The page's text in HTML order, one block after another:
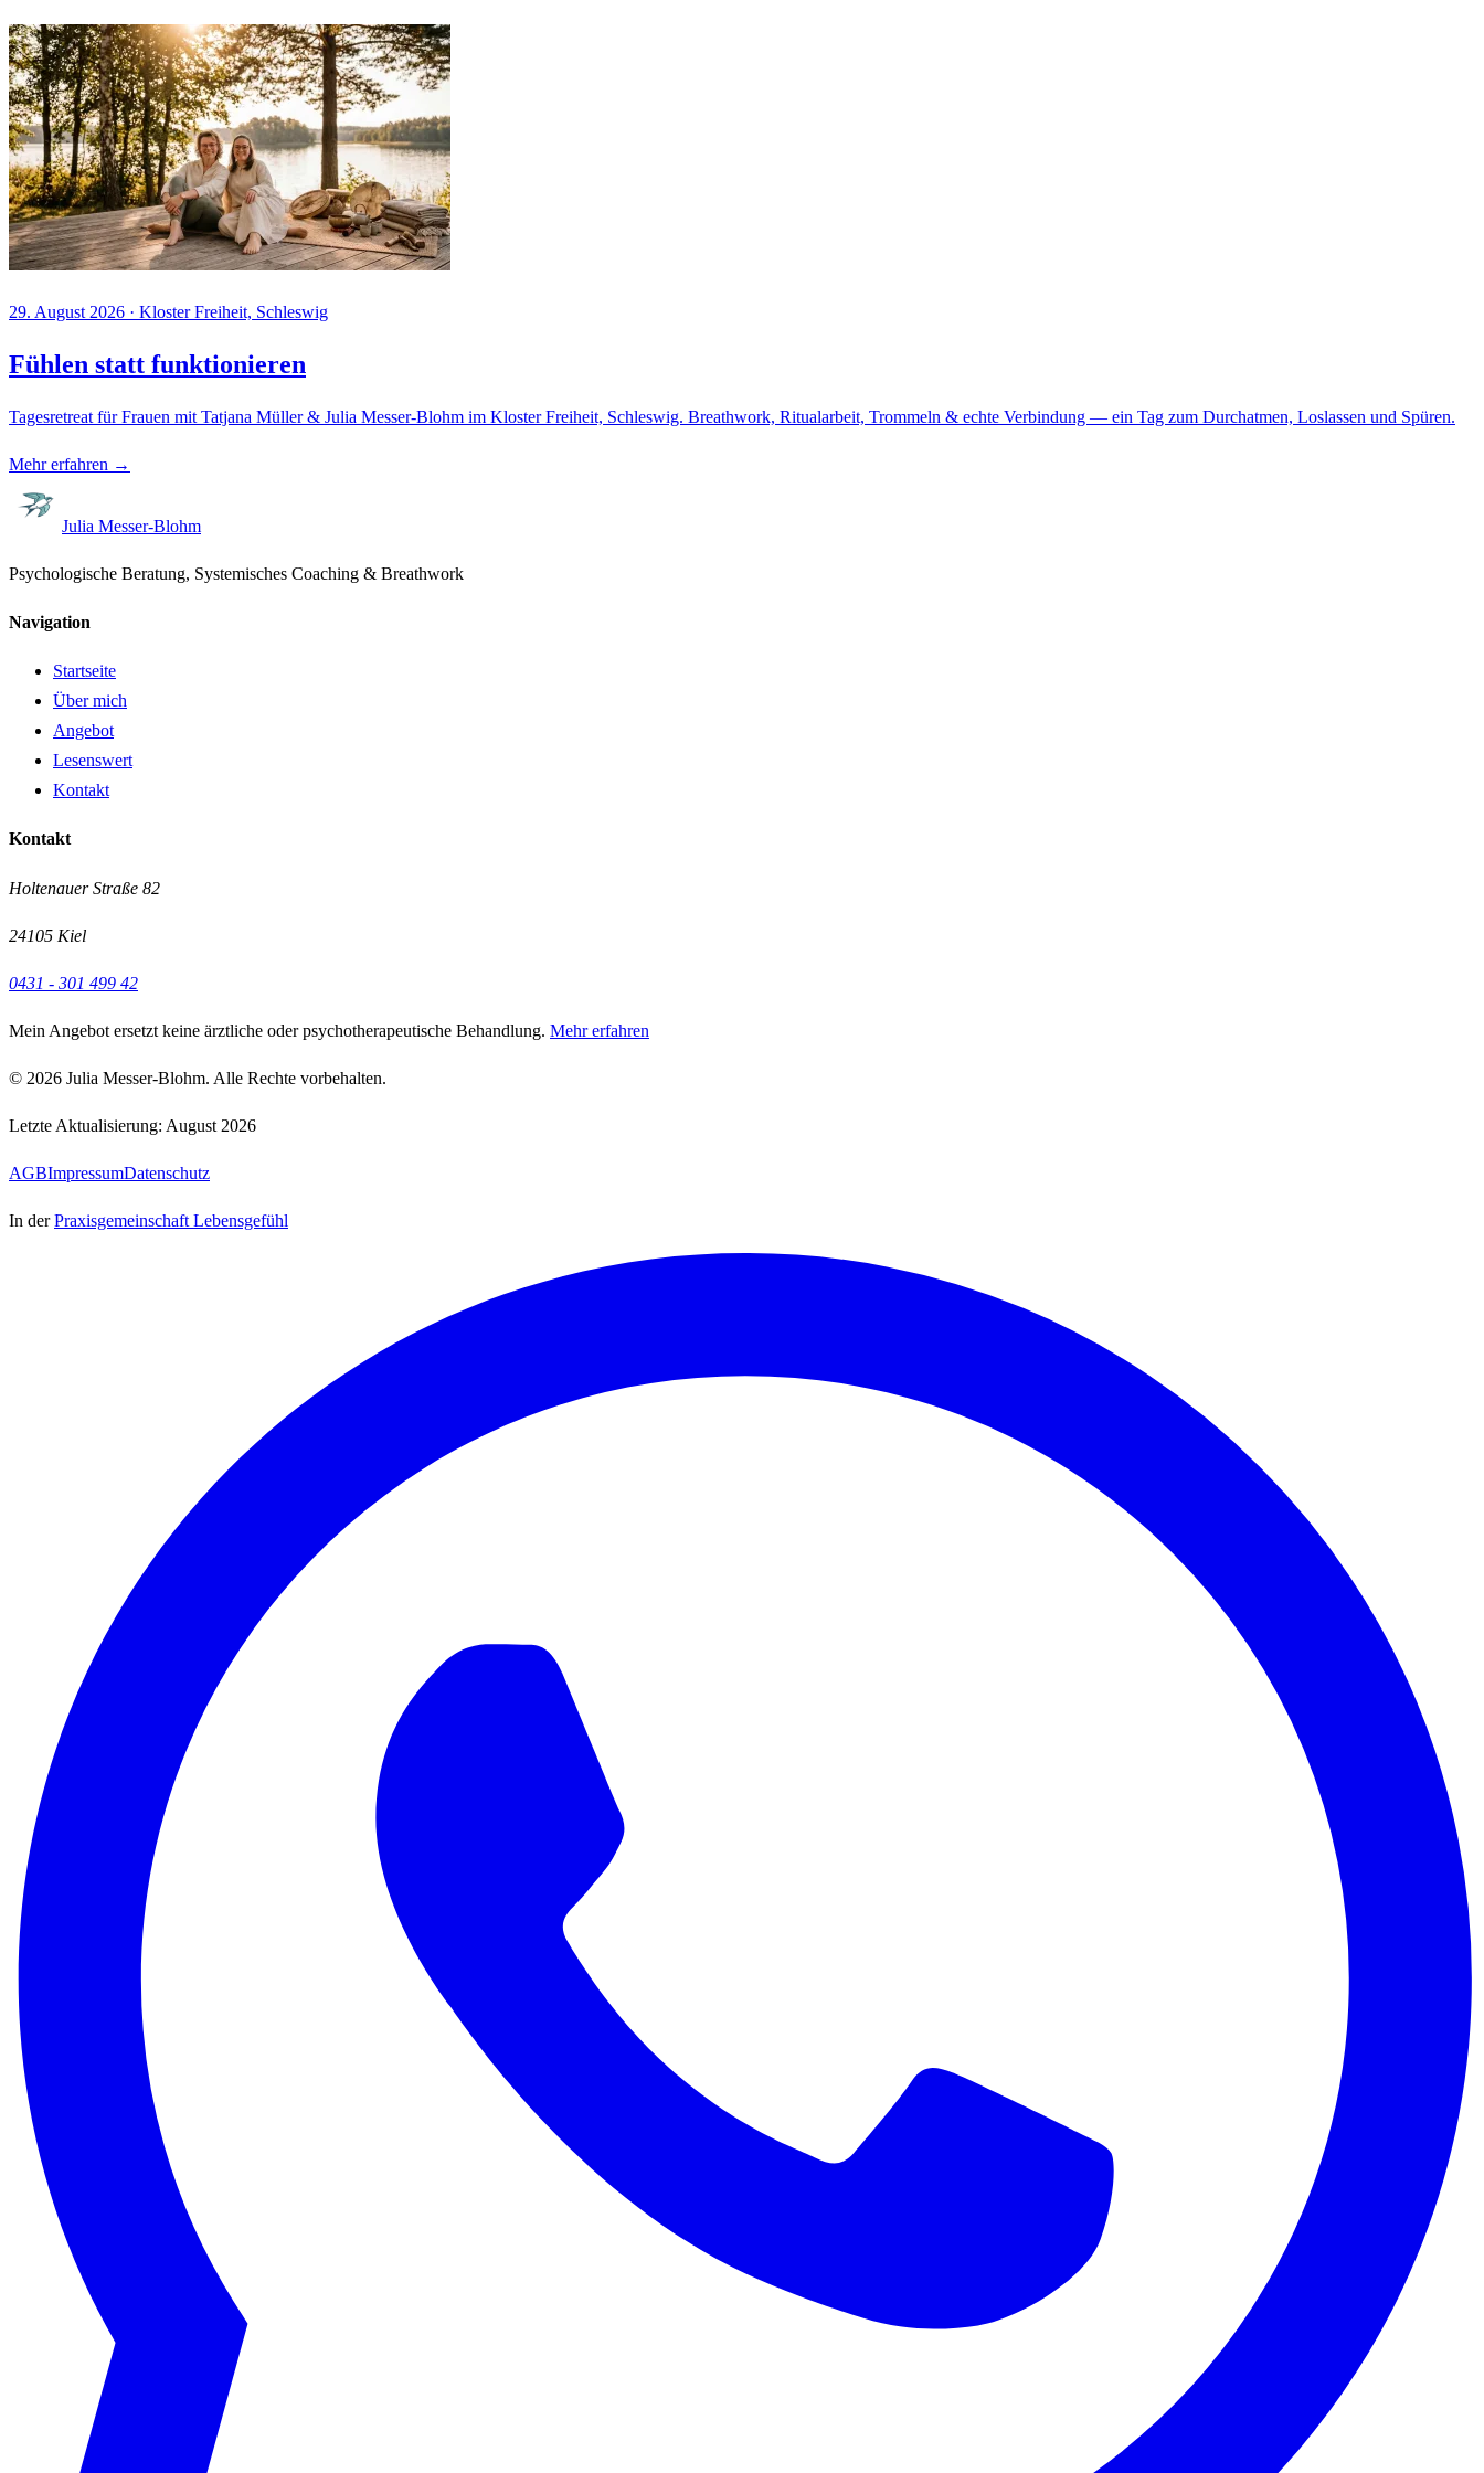
29. August 2026 · Kloster Freiheit, Schleswig
Fühlen statt funktionieren
Tagesretreat für Frauen mit Tatjana Müller & Julia Messer-Blohm im Kloster Freiheit, Schleswig. Breathwork, Ritualarbeit, Trommeln & echte Verbindung — ein Tag zum Durchatmen, Loslassen und Spüren.
Mehr erfahren →
Julia Messer-Blohm
Psychologische Beratung, Systemisches Coaching & Breathwork
Navigation
Startseite
Über mich
Angebot
Lesenswert
Kontakt
Kontakt
Holtenauer Straße 82
24105 Kiel
0431 - 301 499 42
Mein Angebot ersetzt keine ärztliche oder psychotherapeutische Behandlung. Mehr erfahren
© 2026 Julia Messer-Blohm. Alle Rechte vorbehalten.
Letzte Aktualisierung: August 2026
AGBImpressumDatenschutz
In der Praxisgemeinschaft Lebensgefühl